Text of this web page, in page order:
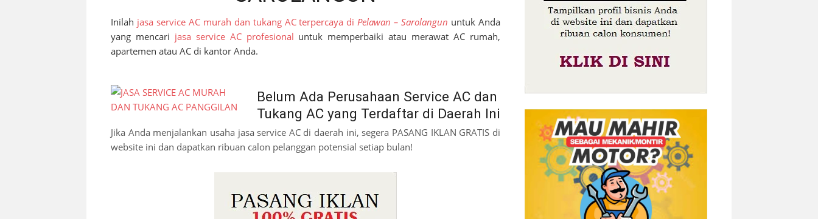
Inilah jasa service AC murah dan tukang AC terpercaya di Pelawan – Sarolangun untuk Anda
yang mencari jasa service AC profesional untuk memperbaiki atau merawat AC rumah,
apartemen atau AC di kantor Anda.
Belum Ada Perusahaan Service AC dan
Tukang AC yang Terdaftar di Daerah Ini
Jika Anda menjalankan usaha jasa service AC di daerah ini, segera PASANG IKLAN GRATIS di
website ini dan dapatkan ribuan calon pelanggan potensial setiap bulan!